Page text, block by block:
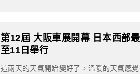
第12屆 大阪車展開幕 日本西部
至11日舉行
這兩天的天氣開始變好了，溫暖的天氣感